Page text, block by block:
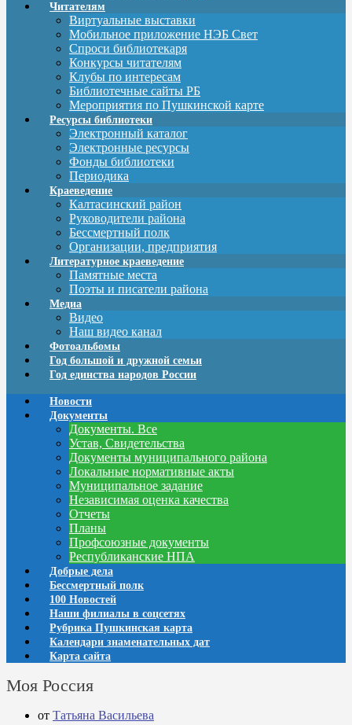
Читателям
Виртуальные выставки
Мобильное приложение НЭБ Свет
Спроси библиотекаря
Конкурсы читателям
Клубы по интересам
Библиотечные сайты РБ
Мероприятия по Пушкинской карте
Ресурсы библиотеки
Электронный каталог
Электронные ресурсы
Фонды библиотеки
Периодика
Краеведение
Калтасинский район
Руководители района
Бессмертный полк
Организации, предприятия
Литературное краеведение
Памятные места
Поэты и писатели района
Медиа
Видео
Наш видео канал
Фотоальбомы
Год большой и дружной семьи
Год единства народов России
Новости
Документы
Документы. Все
Устав, Свидетельства
Документы муниципального района
Локальные нормативные акты
Муниципальное задание
Независимая оценка качества
Отчеты
Планы
Профсоюзные документы
Республиканские НПА
Добрые дела
Бессмертный полк
100 Новостей
Наши филиалы в соцсетях
Рубрика Пушкинская карта
Календари знаменательных дат
Карта сайта
Моя Россия
от Татьяна Васильева